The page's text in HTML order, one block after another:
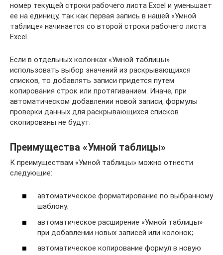
номер текущей строки рабочего листа Excel и уменьшает
ее на единицу, так как первая запись в нашей «Умной
таблице» начинается со второй строки рабочего листа
Excel.
Если в отдельных колонках «Умной таблицы»
использовать выбор значений из раскрывающихся
списков, то добавлять записи придется путем
копирования строк или протягиванием. Иначе, при
автоматическом добавлении новой записи, формулы
проверки данных для раскрывающихся списков
скопированы не будут.
Преимущества «Умной таблицы»
К преимуществам «Умной таблицы» можно отнести
следующие:
автоматическое форматирование по выбранному
шаблону;
автоматическое расширение «Умной таблицы»
при добавлении новых записей или колонок;
автоматическое копирование формул в новую